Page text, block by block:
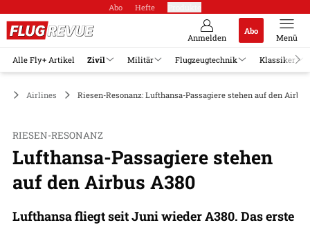
Abo Hefte
Anmelden
Abo
Menü
Alle Fly+ Artikel Zivil Militär Flugzeugtechnik Klassiker
Airlines Riesen-Resonanz: Lufthansa-Passagiere stehen auf den Airbus
RIESEN-RESONANZ
Lufthansa-Passagiere stehen
auf den Airbus A380
Lufthansa fliegt seit Juni wieder A380. Das erste